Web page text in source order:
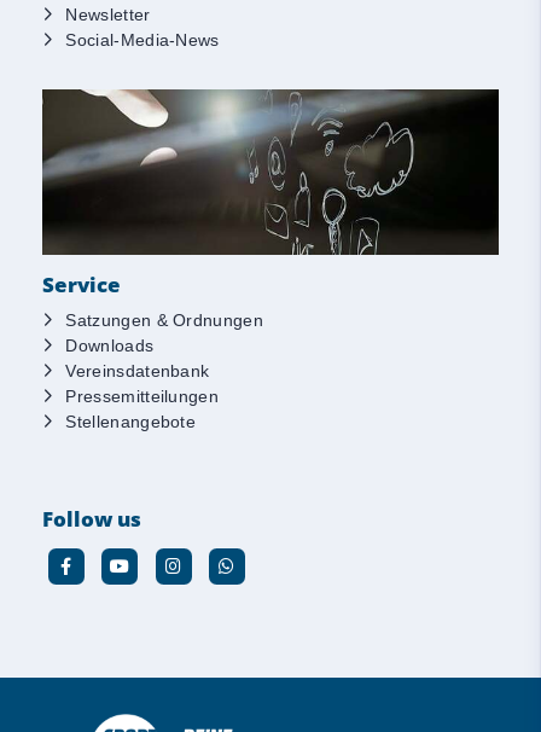
Newsletter
Social-Media-News
Service
Satzungen & Ordnungen
Downloads
Vereinsdatenbank
Pressemitteilungen
Stellenangebote
Follow us